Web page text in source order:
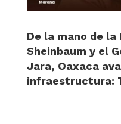
De la mano de
Sheinbaum y el
Jara, Oaxaca
infraestructura: